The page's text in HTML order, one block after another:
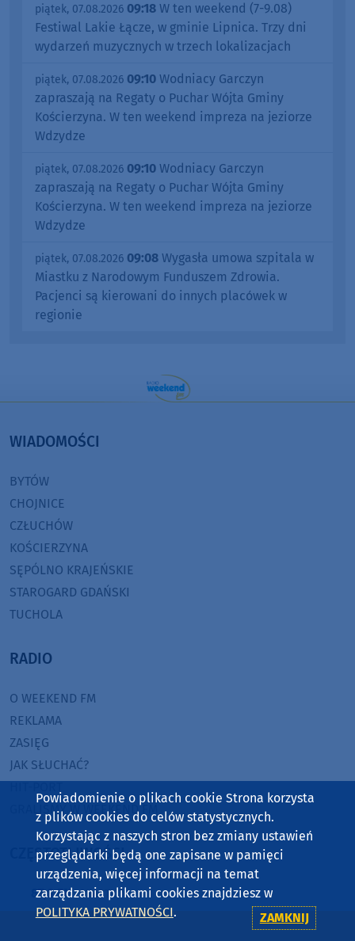
piątek, 07.08.2026 09:18 W ten weekend (7-9.08)
Festiwal Lakie Łącze, w gminie Lipnica. Trzy dni
wydarzeń muzycznych w trzech lokalizacjach
piątek, 07.08.2026 09:10 Wodniacy Garczyn
zapraszają na Regaty o Puchar Wójta Gminy
Kościerzyna. W ten weekend impreza na jeziorze
Wdzydze
piątek, 07.08.2026 09:10 Wodniacy Garczyn
zapraszają na Regaty o Puchar Wójta Gminy
Kościerzyna. W ten weekend impreza na jeziorze
Wdzydze
piątek, 07.08.2026 09:08 Wygasła umowa szpitala w
Miastku z Narodowym Funduszem Zdrowia.
Pacjenci są kierowani do innych placówek w
regionie
WIADOMOŚCI
BYTÓW
CHOJNICE
CZŁUCHÓW
KOŚCIERZYNA
SĘPÓLNO KRAJEŃSKIE
STAROGARD GDAŃSKI
TUCHOLA
RADIO
O WEEKEND FM
REKLAMA
ZASIĘG
JAK SŁUCHAĆ?
GRALIŚMY W WEEKEND FM
CZĘSTOTLIWOŚCI
87,8 FM MIASTKO
90,9 FM STAROGARD GDAŃSKI
Powiadomienie o plikach cookie Strona korzysta
z plików cookies do celów statystycznych.
Korzystając z naszych stron bez zmiany ustawień
przeglądarki będą one zapisane w pamięci
urządzenia, więcej informacji na temat
zarządzania plikami cookies znajdziesz w
POLITYKA PRYWATNOŚCI. ZAMKNIJ